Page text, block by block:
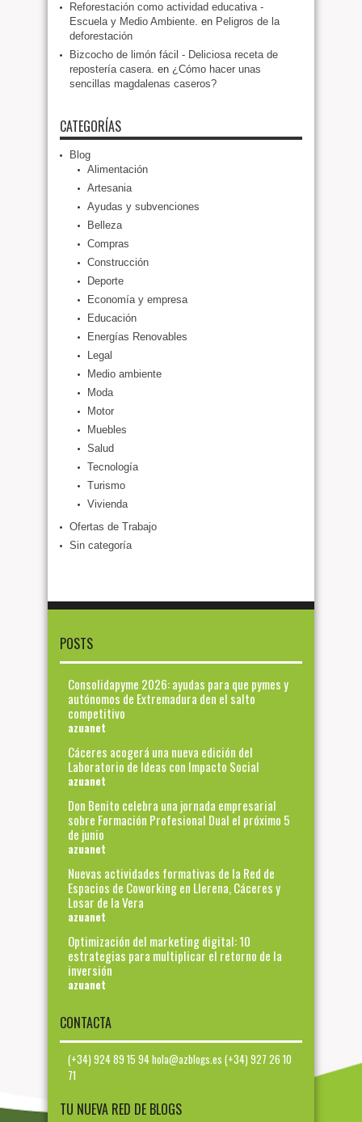
Reforestación como actividad educativa -
Escuela y Medio Ambiente. en Peligros de la
deforestación
Bizcocho de limón fácil - Deliciosa receta de
repostería casera. en ¿Cómo hacer unas
sencillas magdalenas caseros?
CATEGORÍAS
Blog
Alimentación
Artesania
Ayudas y subvenciones
Belleza
Compras
Construcción
Deporte
Economía y empresa
Educación
Energías Renovables
Legal
Medio ambiente
Moda
Motor
Muebles
Salud
Tecnología
Turismo
Vivienda
Ofertas de Trabajo
Sin categoría
POSTS
Consolidapyme 2026: ayudas para que pymes y
autónomos de Extremadura den el salto
competitivo
azuanet
Cáceres acogerá una nueva edición del
Laboratorio de Ideas con Impacto Social
azuanet
Don Benito celebra una jornada empresarial
sobre Formación Profesional Dual el próximo 5
de junio
azuanet
Nuevas actividades formativas de la Red de
Espacios de Coworking en Llerena, Cáceres y
Losar de la Vera
azuanet
Optimización del marketing digital: 10
estrategias para multiplicar el retorno de la
inversión
azuanet
CONTACTA
(+34) 924 89 15 94 hola@azblogs.es (+34) 927 26 10
71
TU NUEVA RED DE BLOGS